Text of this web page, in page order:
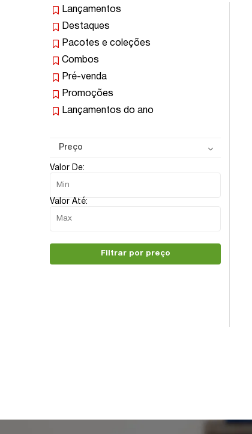
Lançamentos
Destaques
Pacotes e coleções
Combos
Pré-venda
Promoções
Lançamentos do ano
Preço
Valor De:
Valor Até:
Filtrar por preço